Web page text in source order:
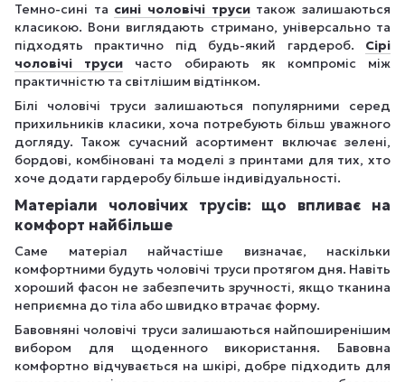
Темно-сині та сині чоловічі труситакож залишаються
класикою. Вони виглядають стримано, універсально та
підходять практично під будь-який гардероб. Сірі
чоловічі труси часто обирають як компроміс між
практичністю та світлішим відтінком.
Білі чоловічі труси залишаються популярними серед
прихильників класики, хоча потребують більш уважного
догляду. Також сучасний асортимент включає зелені,
бордові, комбіновані та моделі з принтами для тих, хто
хоче додати гардеробу більше індивідуальності.
Матеріали чоловічих трусів: що впливає на
комфорт найбільше
Саме матеріал найчастіше визначає, наскільки
комфортними будуть чоловічі труси протягом дня. Навіть
хороший фасон не забезпечить зручності, якщо тканина
неприємна до тіла або швидко втрачає форму.
Бавовняні чоловічі труси залишаються найпоширенішим
вибором для щоденного використання. Бавовна
комфортно відчувається на шкірі, добре підходить для